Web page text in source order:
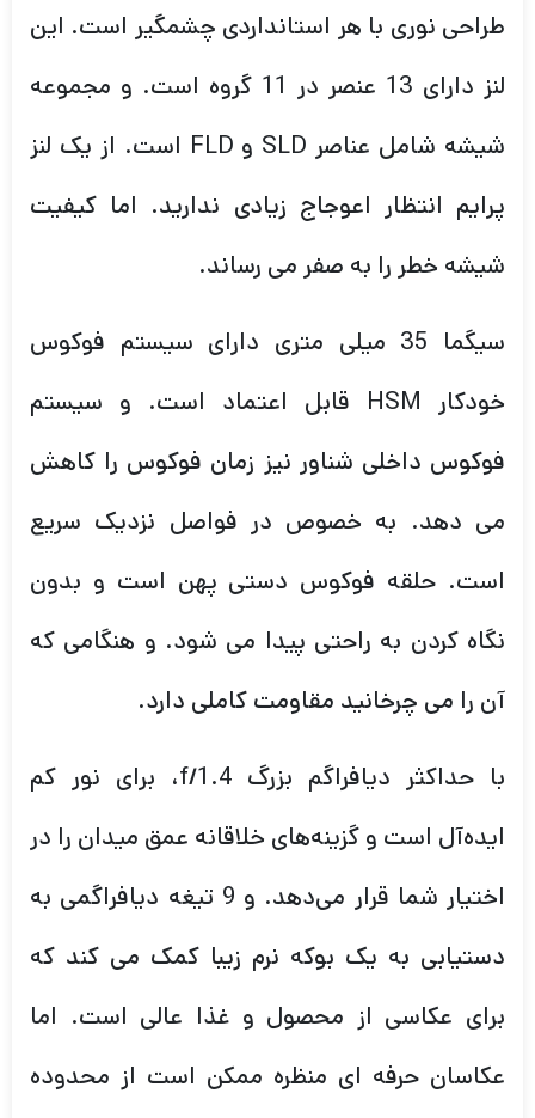
طراحی نوری با هر استانداردی چشمگیر است. این
لنز دارای 13 عنصر در 11 گروه است. و مجموعه
شیشه شامل عناصر SLD و FLD است. از یک لنز
پرایم انتظار اعوجاج زیادی ندارید. اما کیفیت
شیشه خطر را به صفر می رساند.
سیگما 35 میلی متری دارای سیستم فوکوس
خودکار HSM قابل اعتماد است. و سیستم
فوکوس داخلی شناور نیز زمان فوکوس را کاهش
می دهد. به خصوص در فواصل نزدیک سریع
است. حلقه فوکوس دستی پهن است و بدون
نگاه کردن به راحتی پیدا می شود. و هنگامی که
آن را می چرخانید مقاومت کاملی دارد.
با حداکثر دیافراگم بزرگ f/1.4، برای نور کم
ایده‌آل است و گزینه‌های خلاقانه عمق میدان را در
اختیار شما قرار می‌دهد. و 9 تیغه دیافراگمی به
دستیابی به یک بوکه نرم زیبا کمک می کند که
برای عکاسی از محصول و غذا عالی است. اما
عکاسان حرفه ای منظره ممکن است از محدوده